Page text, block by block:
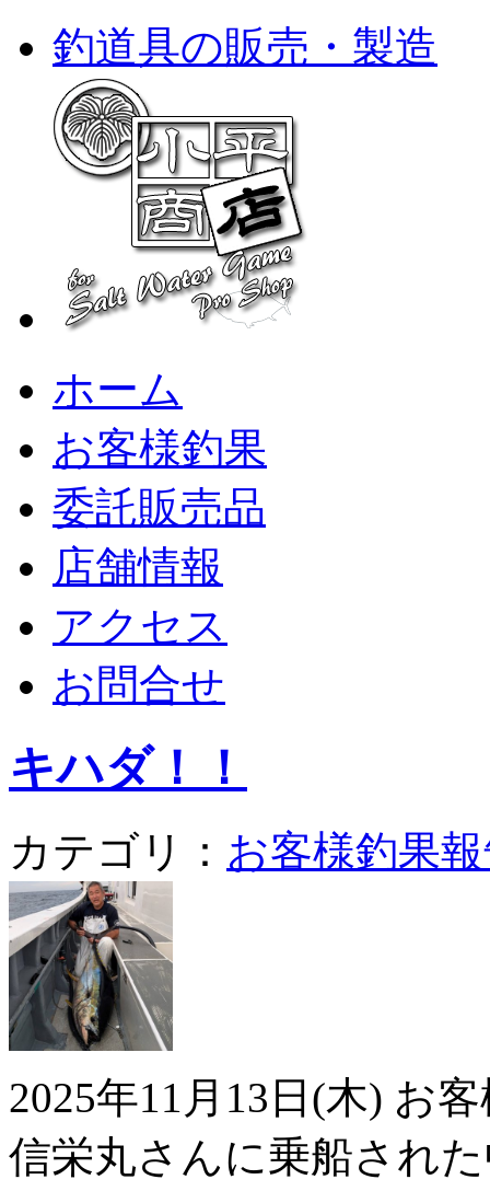
釣道具の販売・製造
ホーム
お客様釣果
委託販売品
店舗情報
アクセス
お問合せ
キハダ！！
カテゴリ： お客様釣果
2025年11月13日(木) お
信栄丸さんに乗船され